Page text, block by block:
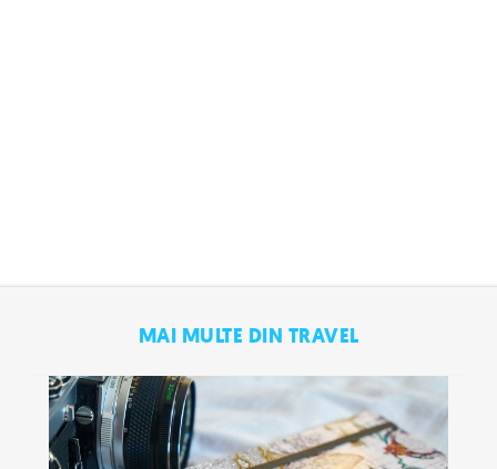
MAI MULTE DIN TRAVEL